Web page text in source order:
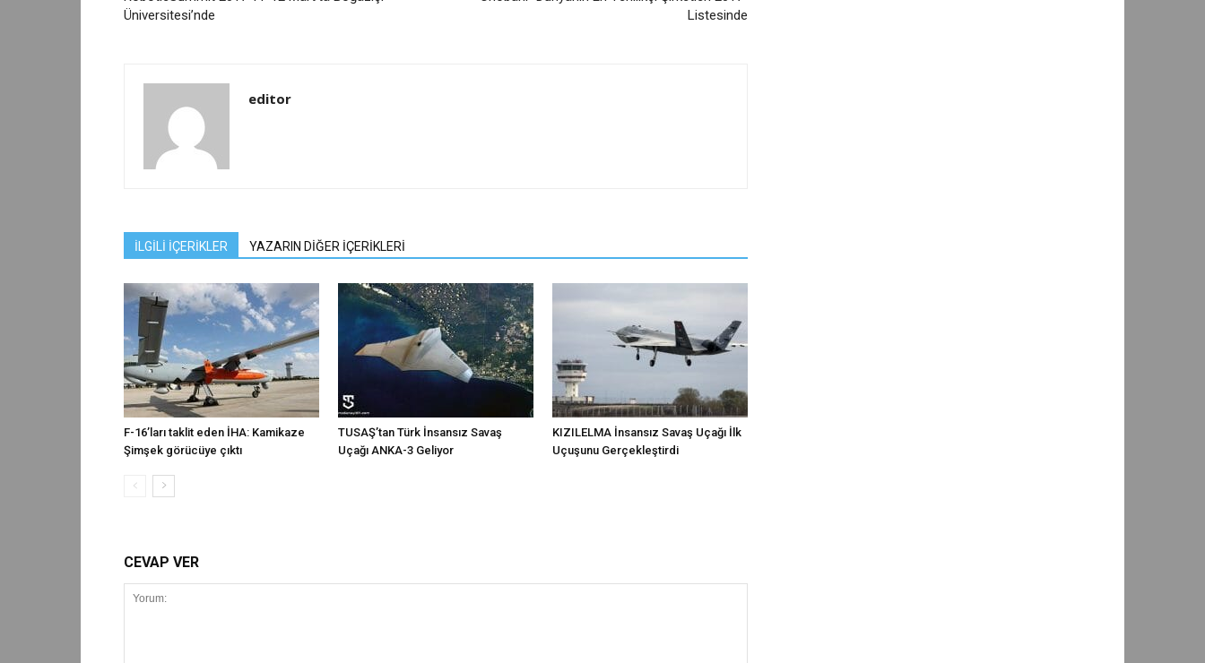
Üniversitesi’nde
Listesinde
editor
İLGİLİ İÇERİKLER YAZARIN DİĞER İÇERİKLERİ
F-16’ları taklit eden İHA: Kamikaze
Şimşek görücüye çıktı
TUSAŞ’tan Türk İnsansız Savaş
Uçağı ANKA-3 Geliyor
KIZILELMA İnsansız Savaş Uçağı İlk
Uçuşunu Gerçekleştirdi
CEVAP VER